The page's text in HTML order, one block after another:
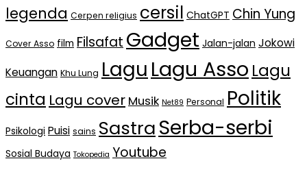
legenda Cerpen religius cersil ChatGPT Chin Yung
Cover Asso film Filsafat Gadget Jalan-jalan Jokowi
Keuangan Khu Lung Lagu Lagu Asso Lagu
cinta Lagu cover Musik Net89 Personal Politik
Psikologi Puisi sains SastraSerba-serbi
Sosial Budaya Tokopedia Youtube